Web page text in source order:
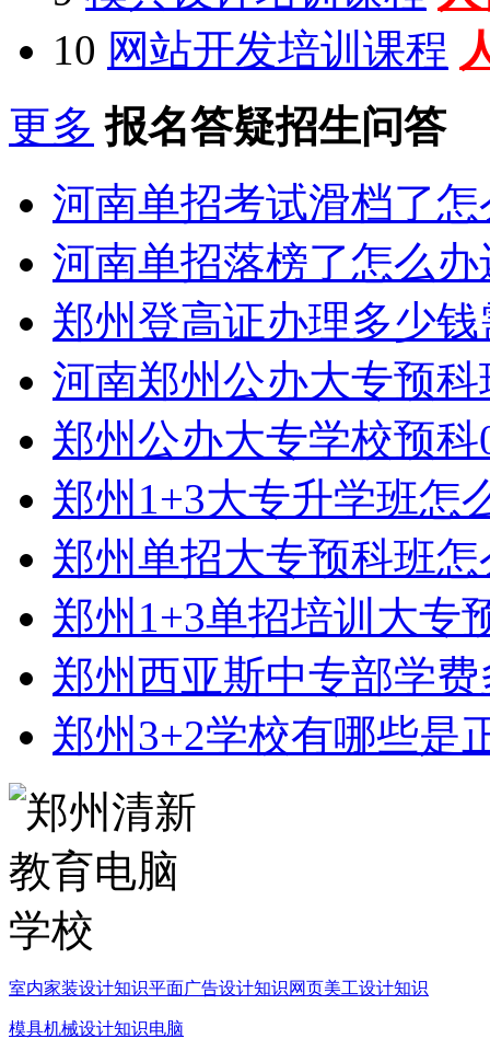
10 网站开发培训课程
更多 报名答疑招生问答
河南单招考试滑档了
河南单招落榜了怎么
郑州登高证办理多少
河南郑州公办大专预
郑州公办大专学校预
郑州1+3大专升学班怎
郑州单招大专预科班
郑州1+3单招培训大专
郑州西亚斯中专部学
郑州3+2学校有哪些是
室内家装设计知识平面广告设计知识网页美工设计知识
模具机械设计知识电脑